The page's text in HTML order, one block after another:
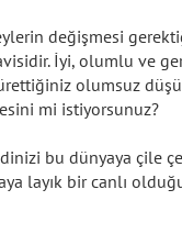
değişmesi
İyi, olumlu ve
olumsuz
mi istiyorsunuz?
bu dünyaya çile
layık bir canlı